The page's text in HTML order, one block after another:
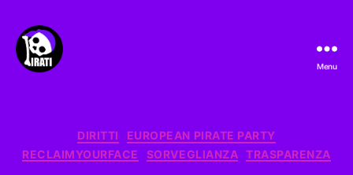
Menu
Categorie
DIRITTI
EUROPEAN PIRATE PARTY
RECLAIMYOURFACE
SORVEGLIANZA TRASPARENZA